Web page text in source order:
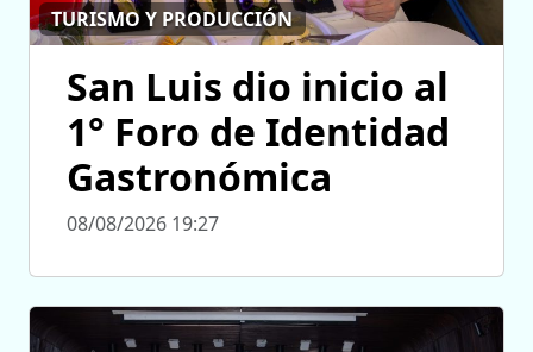
TURISMO Y PRODUCCIÓN
San Luis dio inicio al
1° Foro de Identidad
Gastronómica
08/08/2026 19:27